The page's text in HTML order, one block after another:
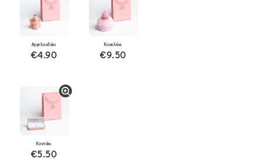
Αγγελουδάκι
€4.90
Κουκλάκι
€9.50
Κουτάκι
€5.50